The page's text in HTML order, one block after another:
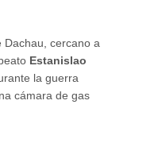
Dachau, cercano a
Estanislao
la guerra
cámara de gas